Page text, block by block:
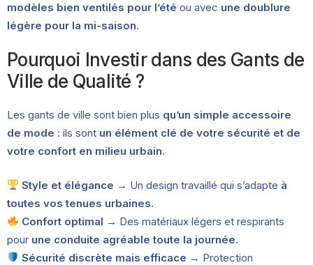
modèles bien ventilés pour l’été ou avec une doublure
légère pour la mi-saison.
Pourquoi Investir dans des Gants de
Ville de Qualité ?
Les gants de ville sont bien plus qu’un simple accessoire
de mode : ils sont un élément clé de votre sécurité et de
votre confort en milieu urbain.
Style et élégance → Un design travaillé qui s’adapte à
toutes vos tenues urbaines.
Confort optimal → Des matériaux légers et respirants
pour une conduite agréable toute la journée.
Sécurité discrète mais efficace → Protection